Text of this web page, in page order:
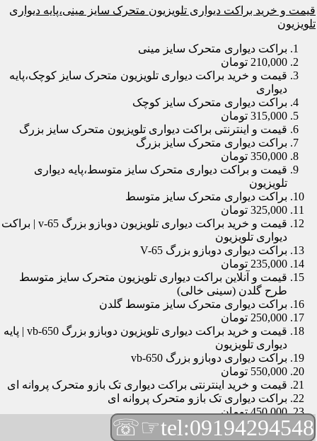
قیمت و خرید براکت دیواری تلویزیون متحرک سایز مینی،پایه دیواری
تلویزیون
براکت دیواری متحرک سایز مینی
210,000 تومان
قیمت و خرید براکت دیواری تلویزیون متحرک سایز کوچک،پایه
دیواری
براکت دیواری متحرک سایز کوچک
315,000 تومان
قیمت و اینترنتی براکت دیواری تلویزیون متحرک سایز بزرگ
براکت دیواری متحرک سایز بزرگ
350,000 تومان
قیمت و براکت دیواری متحرک سایز متوسط،پایه دیواری
تلویزیون
براکت دیواری متحرک سایز متوسط
325,000 تومان
قیمت و خرید براکت دیواری تلویزیون دوبازو بزرگ v-65 | براکت
دیواری تلویزیون
براکت دیواری دوبازو بزرگ V-65
235,000 تومان
قیمت و آنلاین براکت دیواری تلویزیون متحرک سایز متوسط
طرح گلدن (سینی خالی)
براکت دیواری متحرک سایز متوسط گلدن
250,000 تومان
قیمت و خرید براکت دیواری تلویزیون دوبازو بزرگ vb-650 | پایه
دیواری تلویزیون
براکت دیواری دوبازو بزرگ vb-650
550,000 تومان
قیمت و خرید اینترنتی براکت دیواری تک بازو متحرک پروانه ای
براکت دیواری تک بازو متحرک پروانه ای
450,000 تومان
قیمت و براکت دیواری تلویزیون مچی | براکت دیواری تلویزیون
tel:09194294548
☞☏